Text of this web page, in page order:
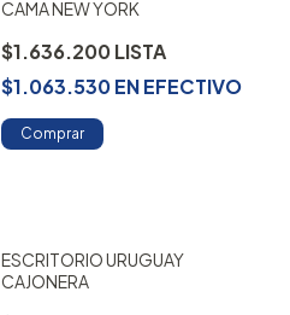
CAMA NEW YORK
$1.636.200
$1.063.530ENEFECTIVO
Comprar
ESCRITORIO URUGUAY
CAJONERA